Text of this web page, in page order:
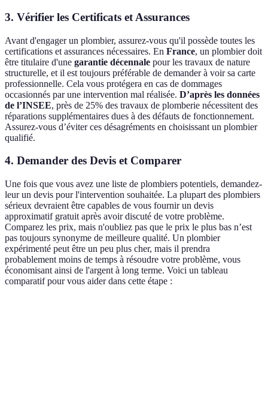
3. Vérifier les Certificats et Assurances
Avant d'engager un plombier, assurez-vous qu'il possède toutes les
certifications et assurances nécessaires. En France, un plombier doit
être titulaire d'une garantie décennale pour les travaux de nature
structurelle, et il est toujours préférable de demander à voir sa carte
professionnelle. Cela vous protégera en cas de dommages
occasionnés par une intervention mal réalisée. D’après les données
de l’INSEE, près de 25% des travaux de plomberie nécessitent des
réparations supplémentaires dues à des défauts de fonctionnement.
Assurez-vous d’éviter ces désagréments en choisissant un plombier
qualifié.
4. Demander des Devis et Comparer
Une fois que vous avez une liste de plombiers potentiels, demandez-
leur un devis pour l'intervention souhaitée. La plupart des plombiers
sérieux devraient être capables de vous fournir un devis
approximatif gratuit après avoir discuté de votre problème.
Comparez les prix, mais n'oubliez pas que le prix le plus bas n’est
pas toujours synonyme de meilleure qualité. Un plombier
expérimenté peut être un peu plus cher, mais il prendra
probablement moins de temps à résoudre votre problème, vous
économisant ainsi de l'argent à long terme. Voici un tableau
comparatif pour vous aider dans cette étape :